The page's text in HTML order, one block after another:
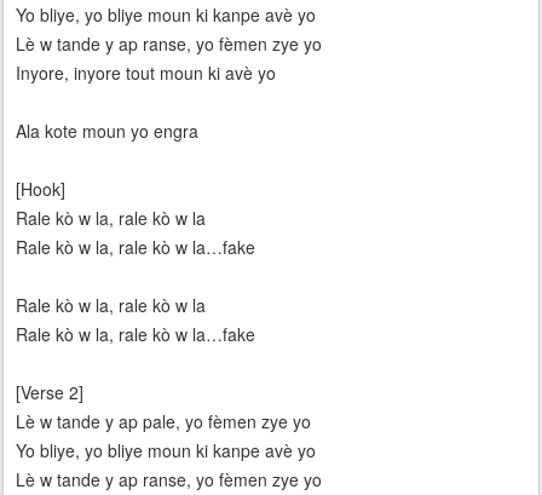
Yo bliye, yo bliye moun ki kanpe avè yo
Lè w tande y ap ranse, yo fèmen zye yo
Inyore, inyore tout moun ki avè yo
Ala kote moun yo engra
[Hook]
Rale kò w la, rale kò w la
Rale kò w la, rale kò w la…fake
Rale kò w la, rale kò w la
Rale kò w la, rale kò w la…fake
[Verse 2]
Lè w tande y ap pale, yo fèmen zye yo
Yo bliye, yo bliye moun ki kanpe avè yo
Lè w tande y ap ranse, yo fèmen zye yo